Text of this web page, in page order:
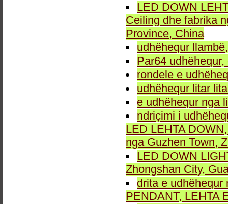
LED DOWN
Ceiling dhe fabrika
Province, China
udhëhequr
Par64
rondele e
udhëhequr litar
e udhëhequr nga
ndriçimi i
LED LEHTA
nga Guzhen Town,
LED DOWN
Zhongshan City,
drita e udhëhequr
PENDANT, LEHTA